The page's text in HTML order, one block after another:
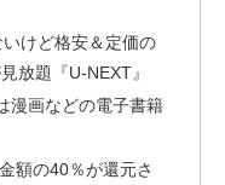
いけど格安＆定価の
放題『U-NEXT』
漫画などの電子書籍
額の40％が還元さ